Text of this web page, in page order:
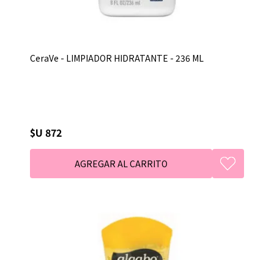
CeraVe - LIMPIADOR HIDRATANTE - 236 ML
$U 872